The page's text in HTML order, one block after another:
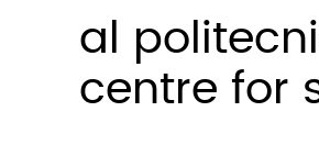
al
centre for